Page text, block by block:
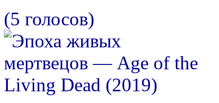
(5 голосов)